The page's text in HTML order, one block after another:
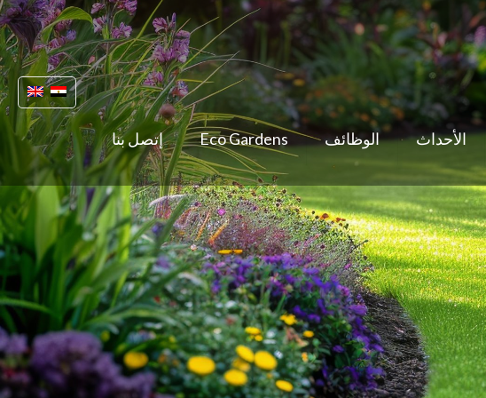
الأحداث الوظائف Eco Gardens إتصل بنا